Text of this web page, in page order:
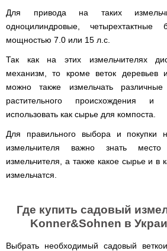
Для привода на таких
одноцилиндровые, четырехтактные
мощностью 7.0 или 15 л.с.
Так как на этих измельчителях
механизм, то кроме веток деревьев и
можно также измельчать различные
растительного происхождения и
использовать как сырье для компоста.
Для правильного выбора и покупки
измельчителя важно знать
измельчителя, а также какое сырье и в
измельчатся.
Где купить садовый
Konner&Sohnen в
Выбрать необходимый садовый
V
Вертикальный
цилиндрический
водонагреватель
мокрым
ТЭНом
Бойлеры
EWT
Teeny
водонагреватель
с
мокрым